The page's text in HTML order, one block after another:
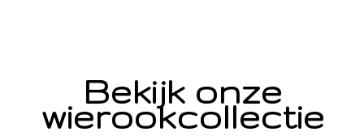
Bekijk onze
wierookcollectie